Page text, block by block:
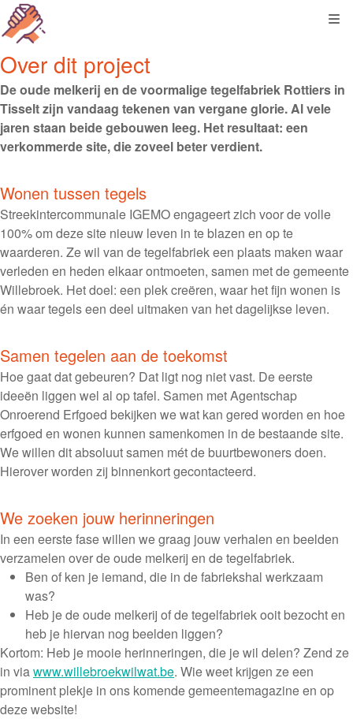
Over dit project
De oude melkerij en de voormalige tegelfabriek Rottiers in
Tisselt zijn vandaag tekenen van vergane glorie. Al vele
jaren staan beide gebouwen leeg. Het resultaat: een
verkommerde site, die zoveel beter verdient.
Wonen tussen tegels
Streekintercommunale IGEMO engageert zich voor de volle
100% om deze site nieuw leven in te blazen en op te
waarderen. Ze wil van de tegelfabriek een plaats maken waar
verleden en heden elkaar ontmoeten, samen met de gemeente
Willebroek. Het doel: een plek creëren, waar het fijn wonen is
én waar tegels een deel uitmaken van het dagelijkse leven.
Samen tegelen aan de toekomst
Hoe gaat dat gebeuren? Dat ligt nog niet vast. De eerste
ideeën liggen wel al op tafel. Samen met Agentschap
Onroerend Erfgoed bekijken we wat kan gered worden en hoe
erfgoed en wonen kunnen samenkomen in de bestaande site.
We willen dit absoluut samen mét de buurtbewoners doen.
Hierover worden zij binnenkort gecontacteerd.
We zoeken jouw herinneringen
In een eerste fase willen we graag jouw verhalen en beelden
verzamelen over de oude melkerij en de tegelfabriek.
Ben of ken je iemand, die in de fabriekshal werkzaam
was?
Heb je de oude melkerij of de tegelfabriek ooit bezocht en
heb je hiervan nog beelden liggen?
Kortom: Heb je mooie herinneringen, die je wil delen? Zend ze
in viawww.willebroekwilwat.be. Wie weet krijgen ze een
prominent plekje in ons komende gemeentemagazine en op
deze website!